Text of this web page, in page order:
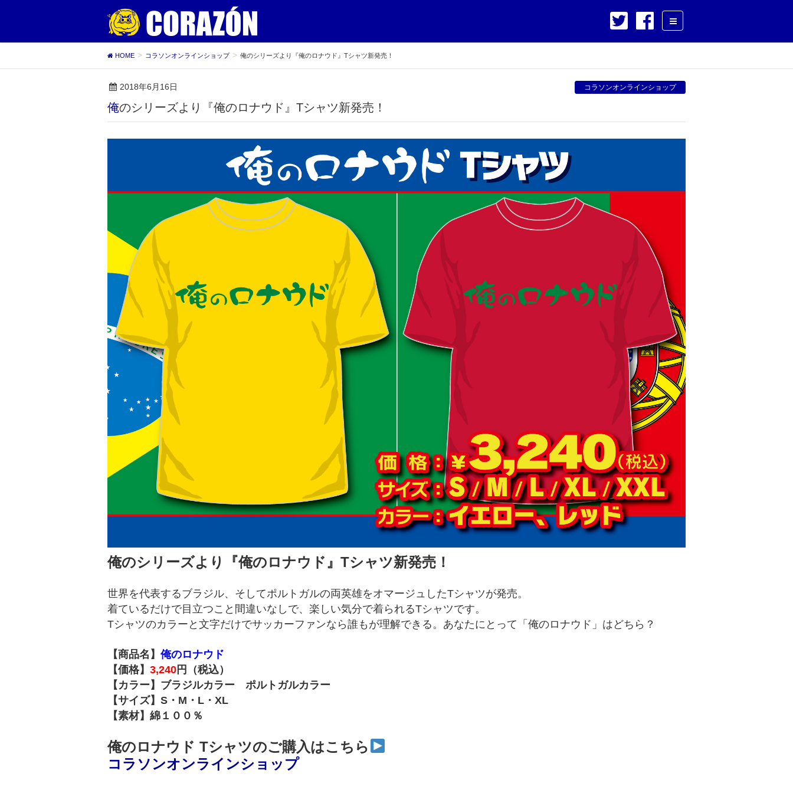
HOME コラソンオンラインショップ 俺のシリーズより『俺のロナウド』Tシャツ新発売！
2018年6月16日 コラソンオンラインショップ
俺のシリーズより『俺のロナウド』Tシャツ新発売！
俺のシリーズより『俺のロナウド』Tシャツ新発売！
世界を代表するブラジル、そしてポルトガルの両英雄をオマージュしたTシャツが発売。
着ているだけで目立つこと間違いなしで、楽しい気分で着られるTシャツです。
Tシャツのカラーと文字だけでサッカーファンなら誰もが理解できる。あなたにとって「俺のロナウド」はどちら？
【商品名】 俺のロナウド
【価格】 3,240 円（税込）
【カラー】ブラジルカラー ポルトガルカラー
【サイズ】S・M・L・XL
【素材】綿１００％
俺のロナウド Tシャツのご購入はこちら
コラソンオンラインショップ